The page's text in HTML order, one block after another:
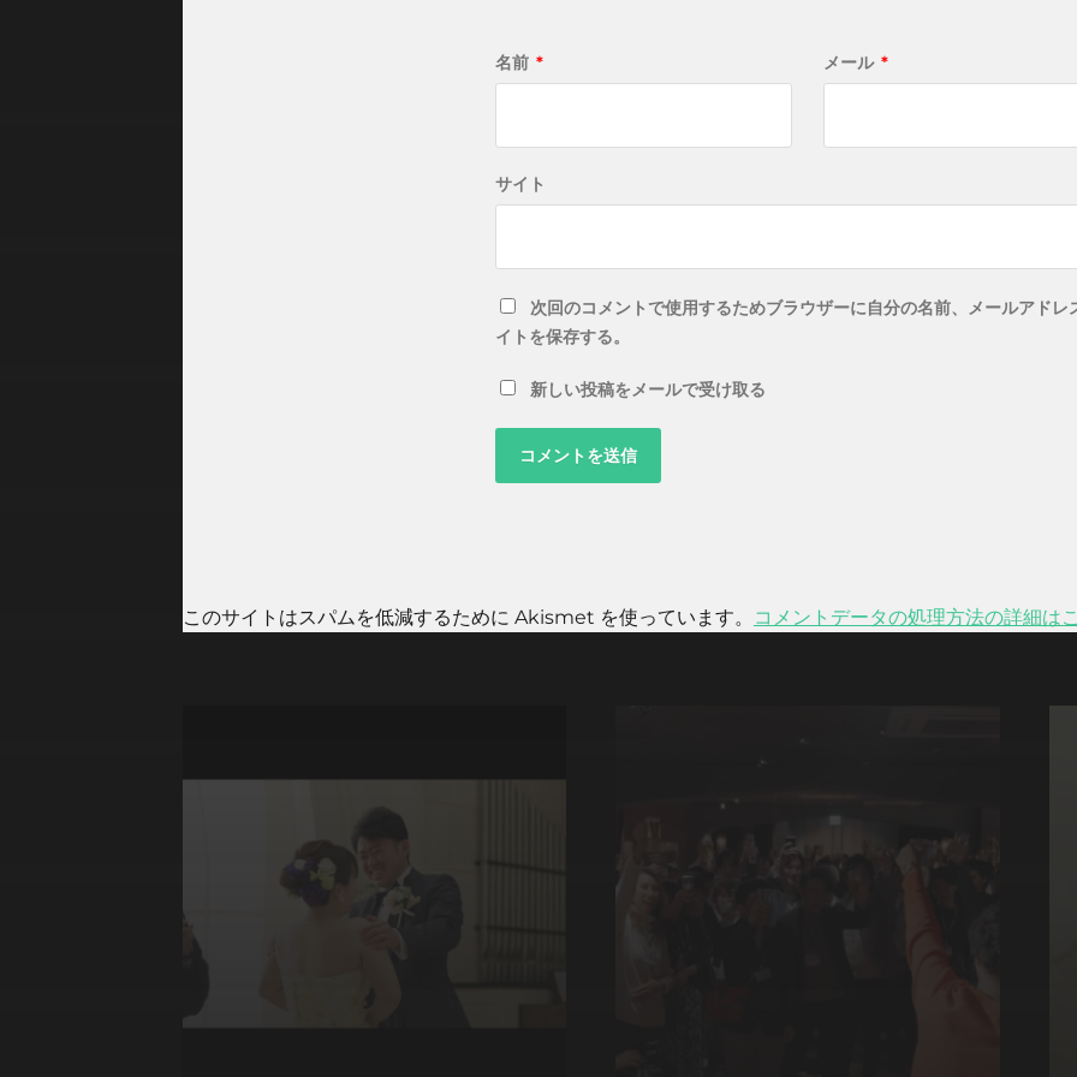
名前 * メール *
サイト
次回のコメントで使用するためブラウザーに自分の名前、メールアドレ
イトを保存する。
新しい投稿をメールで受け取る
このサイトはスパムを低減するために Akismet を使っています。 コメントデータの処理方法の詳細は